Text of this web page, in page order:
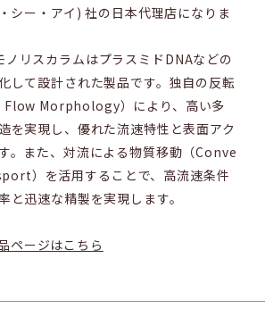
ー・アイ) 社の日本代理店になりま
ノリスカラムはプラスミドDNAなどの
して設計された製品です。独自の反転
Morphology）により、高い多
を実現し、優れた流速特性と表面アク
。また、対流による物質移動（Conve
）を活用することで、高流速条件
と迅速な精製を実現します。
ページはこちら